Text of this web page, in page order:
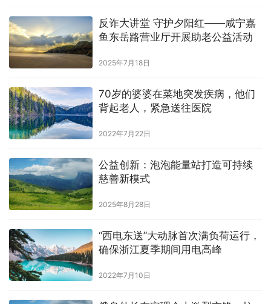
反诈大讲堂 守护夕阳红——咸宁嘉
鱼东岳路营业厅开展助老公益活动
2025年7月18日
70岁的婆婆在菜地突发疾病，他们
背起老人，紧急送往医院
2022年7月22日
公益创新：泡泡能量站打造可持续
慈善新模式
2025年8月28日
“西电东送”大动脉首次满负荷运行，
确保浙江夏季期间用电高峰
2022年7月10日